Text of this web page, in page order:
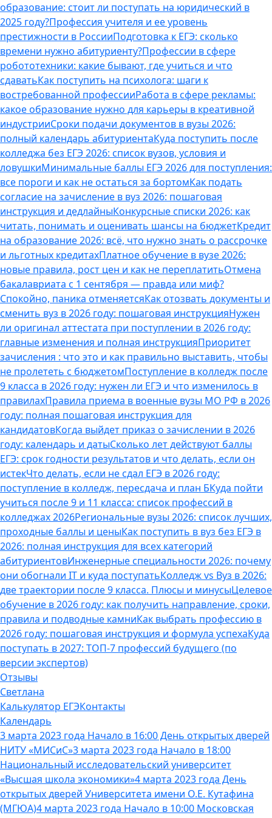
образование: стоит ли поступать на юридический в
2025 году?Профессия учителя и ее уровень
престижности в РоссииПодготовка к ЕГЭ: сколько
времени нужно абитуриенту?Профессии в сфере
робототехники: какие бывают, где учиться и что
сдаватьКак поступить на психолога: шаги к
востребованной профессииРабота в сфере рекламы:
какое образование нужно для карьеры в креативной
индустрииСроки подачи документов в вузы 2026:
полный календарь абитуриентаКуда поступить после
колледжа без ЕГЭ 2026: список вузов, условия и
ловушкиМинимальные баллы ЕГЭ 2026 для поступления:
все пороги и как не остаться за бортомКак подать
согласие на зачисление в вуз 2026: пошаговая
инструкция и дедлайныКонкурсные списки 2026: как
читать, понимать и оценивать шансы на бюджетКредит
на образование 2026: всё, что нужно знать о рассрочке
и льготных кредитахПлатное обучение в вузе 2026:
новые правила, рост цен и как не переплатитьОтмена
бакалавриата с 1 сентября — правда или миф?
Спокойно, паника отменяетсяКак отозвать документы и
сменить вуз в 2026 году: пошаговая инструкцияНужен
ли оригинал аттестата при поступлении в 2026 году:
главные изменения и полная инструкцияПриоритет
зачисления : что это и как правильно выставить, чтобы
не пролететь с бюджетомПоступление в колледж после
9 класса в 2026 году: нужен ли ЕГЭ и что изменилось в
правилахПравила приема в военные вузы МО РФ в 2026
году: полная пошаговая инструкция для
кандидатовКогда выйдет приказ о зачислении в 2026
году: календарь и датыСколько лет действуют баллы
ЕГЭ: срок годности результатов и что делать, если он
истекЧто делать, если не сдал ЕГЭ в 2026 году:
поступление в колледж, пересдача и план БКуда пойти
учиться после 9 и 11 класса: список профессий в
колледжах 2026Региональные вузы 2026: список лучших,
проходные баллы и ценыКак поступить в вуз без ЕГЭ в
2026: полная инструкция для всех категорий
абитуриентовИнженерные специальности 2026: почему
они обогнали IT и куда поступатьКолледж vs Вуз в 2026:
две траектории после 9 класса. Плюсы и минусыЦелевое
обучение в 2026 году: как получить направление, сроки,
правила и подводные камниКак выбрать профессию в
2026 году: пошаговая инструкция и формула успехаКуда
поступать в 2027: ТОП-7 профессий будущего (по
версии экспертов)
Отзывы
Светлана
Калькулятор ЕГЭКонтакты
Календарь
3 марта 2023 года Начало в 16:00 День открытых дверей
НИТУ «МИСиС»3 марта 2023 года Начало в 18:00
Национальный исследовательский университет
«Высшая школа экономики»4 марта 2023 года День
открытых дверей Университета имени О.Е. Кутафина
(МГЮА)4 марта 2023 года Начало в 10:00 Московская